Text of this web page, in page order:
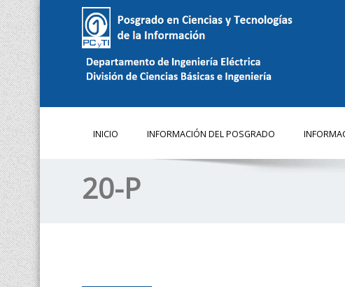
INICIO INFORMACIÓN DEL POSGRADO
20-P